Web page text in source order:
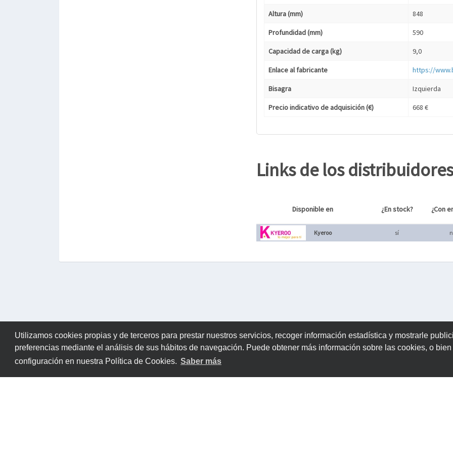
Utilizamos cookies propias y de terceros para prestar nuestros servicios, recoger información estadística y mostrarle
preferencias mediante el análisis de sus hábitos de navegación. Puede obtener más información sobre las cookies, o
configuración en nuestra Política de Cookies. Saber más
Altura (mm) 848
Profundidad (mm) 590
Capacidad de carga (kg) 9,0
Enlace al fabricante https://
Bisagra Izquierda
Precio indicativo de adquisición (€) 668 €
Links de los distribuidores
Disponible en ¿En stock? ¿Con
Kyeroo sí